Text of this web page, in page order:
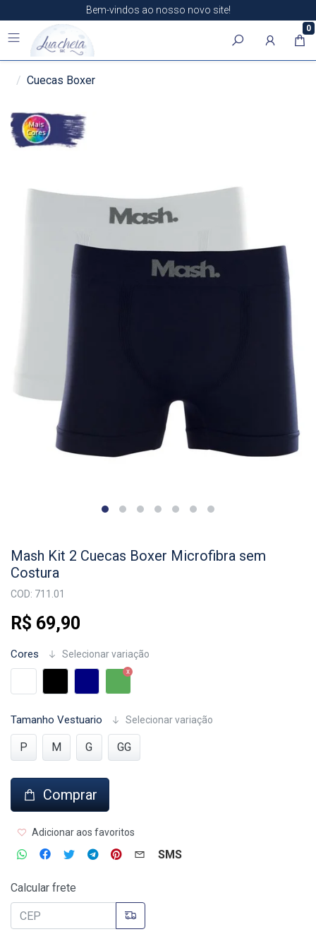
Bem-vindos ao nosso novo site!
0
Cuecas Boxer
Mash Kit 2 Cuecas Boxer Microfibra sem
Costura
COD: 711.01
R$ 69,90
Cores Selecionar variação
Tamanho Vestuario Selecionar variação
P M G GG
Comprar
Adicionar aos favoritos
SMS
Calcular frete